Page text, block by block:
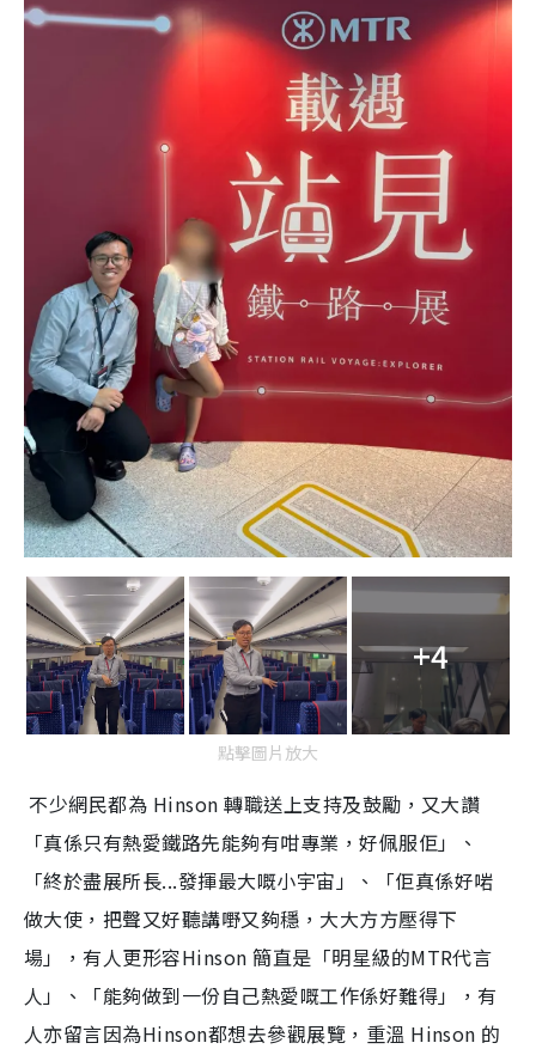
+4
點擊圖片放大
不少網民都為 Hinson 轉職送上支持及鼓勵，又大讚
「真係只有熱愛鐵路先能夠有咁專業，好佩服佢」、
「終於盡展所長...發揮最大嘅小宇宙」、「佢真係好啱
做大使，把聲又好聽講嘢又夠穩，大大方方壓得下
場」，有人更形容Hinson 簡直是「明星級的MTR代言
人」、「能夠做到一份自己熱愛嘅工作係好難得」，有
人亦留言因為Hinson都想去參觀展覽，重溫 Hinson 的